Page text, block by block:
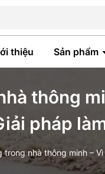
thiệu Sản phẩm
thông
pháp
trong nhà thông minh –